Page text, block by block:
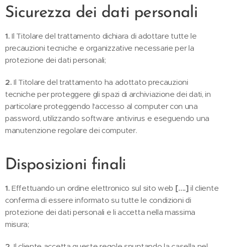
Sicurezza dei dati personali
1. Il Titolare del trattamento dichiara di adottare tutte le
precauzioni tecniche e organizzative necessarie per la
protezione dei dati personali;
2. Il Titolare del trattamento ha adottato precauzioni
tecniche per proteggere gli spazi di archiviazione dei dati, in
particolare proteggendo l'accesso al computer con una
password, utilizzando software antivirus e eseguendo una
manutenzione regolare dei computer.
Disposizioni finali
1. Effettuando un ordine elettronico sul sito web [….] il cliente
conferma di essere informato su tutte le condizioni di
protezione dei dati personali e li accetta nella massima
misura;